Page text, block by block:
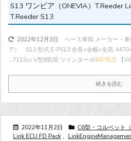
S13 ワンビア（ONEVIA）T.Reeder
T.Reeder S13
2022年12月3日
ベース車両 メーカー・
ア） S13 型式 E-PS13 全長×全幅×全高
...7112cc V型8気筒 ツインターボ847馬力 【
続きを読む
2022年11月2日 C6型・コルベット（
Link ECU FD Pack ,